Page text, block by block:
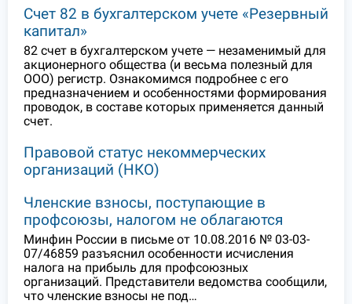
Счет 82 в бухгалтерском учете «Резервный
капитал»
82 счет в бухгалтерском учете — незаменимый для
акционерного общества (и весьма полезный для
ООО) регистр. Ознакомимся подробнее с его
предназначением и особенностями формирования
проводок, в составе которых применяется данный
счет.
Правовой статус некоммерческих
организаций (НКО)
Членские взносы, поступающие в
профсоюзы, налогом не облагаются
Минфин России в письме от 10.08.2016 № 03-03-
07/46859 разъяснил особенности исчисления
налога на прибыль для профсоюзных
организаций. Представители ведомства сообщили,
что членские взносы не под…